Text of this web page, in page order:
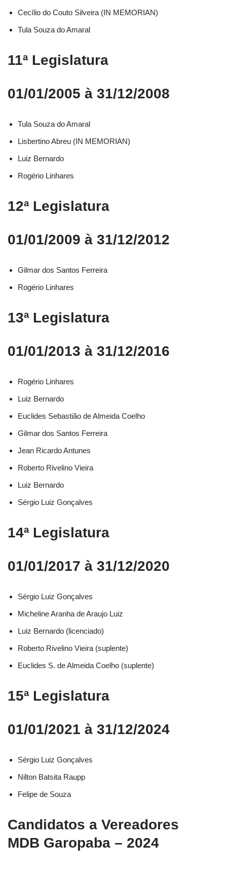
Cecílio do Couto Silveira (IN MEMORIAN)
Tula Souza do Amaral
11ª Legislatura
01/01/2005 à 31/12/2008
Tula Souza do Amaral
Lisbertino Abreu (IN MEMORIAN)
Luiz Bernardo
Rogério Linhares
12ª Legislatura
01/01/2009 à 31/12/2012
Gilmar dos Santos Ferreira
Rogério Linhares
13ª Legislatura
01/01/2013 à 31/12/2016
Rogério Linhares​
Luiz Bernardo​
Euclides Sebastião de Almeida Coelho​
Gilmar dos Santos Ferreira​
Jean Ricardo Antunes​
Roberto Rivelino Vieira​
Luiz Bernardo​
Sérgio Luiz Gonçalves​
14ª Legislatura
01/01/2017 à 31/12/2020
Sérgio Luiz Gonçalves​
Micheline Aranha de Araujo Luiz​
Luiz Bernardo (licenciado)​
Roberto Rivelino Vieira (suplente)​
Euclides S. de Almeida Coelho (suplente)​
15ª Legislatura
01/01/2021 à 31/12/2024
Sérgio Luiz Gonçalves
Nilton Batsita Raupp
Felipe de Souza
Candidatos a Vereadores
MDB Garopaba – 2024